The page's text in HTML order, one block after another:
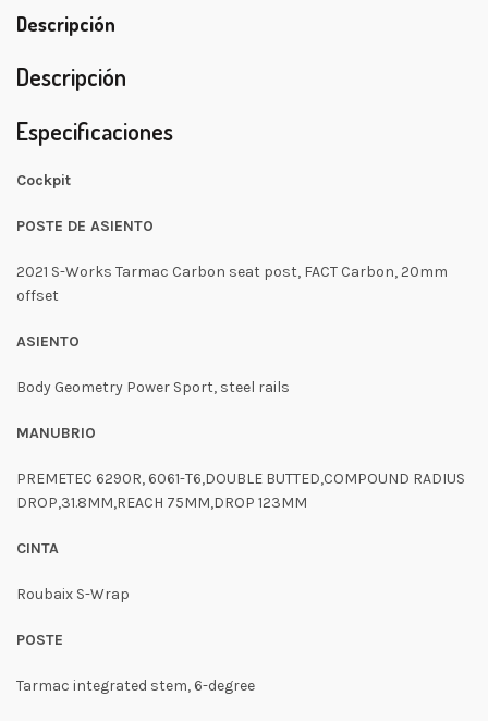
Descripción
Descripción
Especificaciones
Cockpit
POSTE DE ASIENTO
2021 S-Works Tarmac Carbon seat post, FACT Carbon, 20mm
offset
ASIENTO
Body Geometry Power Sport, steel rails
MANUBRIO
PREMETEC 6290R, 6061-T6,DOUBLE BUTTED,COMPOUND RADIUS
DROP,31.8MM,REACH 75MM,DROP 123MM
CINTA
Roubaix S-Wrap
POSTE
Tarmac integrated stem, 6-degree